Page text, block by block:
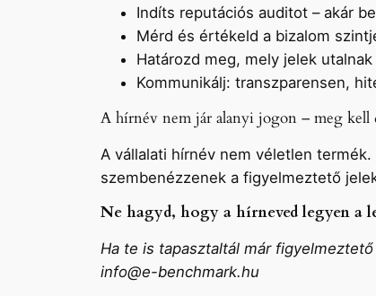
Indíts reputációs auditot – akár
Mérd és értékeld a bizalom
Határozd meg, mely jelek
Kommunikálj: transzparensen,
A hírnév nem jár alanyi jogon – meg kell
A vállalati hírnév nem véletlen
szembenézzenek a figyelmeztető
Ne hagyd, hogy a hírneved legyen a
Ha te is tapasztaltál már
info@e-benchmark.hu